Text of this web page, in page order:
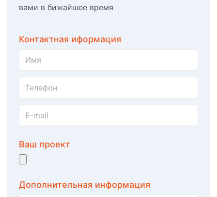
вами в бижайшее время
Контактная иформация
Ваш проект
Дополнительная информация